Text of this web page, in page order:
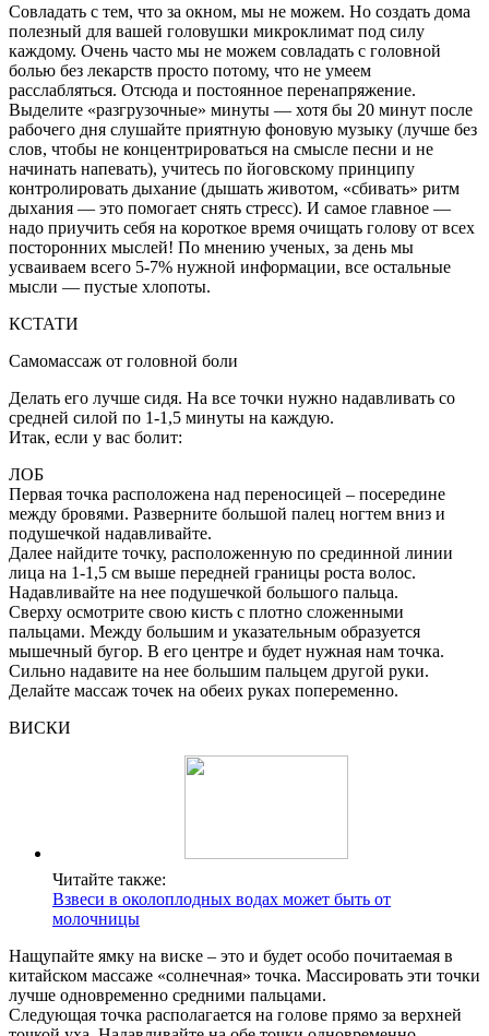
Совладать с тем, что за окном, мы не можем. Но создать дома
полезный для вашей головушки микроклимат под силу
каждому. Очень часто мы не можем совладать с головной
болью без лекарств просто потому, что не умеем
расслабляться. Отсюда и постоянное перенапряжение.
Выделите «разгрузочные» минуты — хотя бы 20 минут после
рабочего дня слушайте приятную фоновую музыку (лучше без
слов, чтобы не концентрироваться на смысле песни и не
начинать напевать), учитесь по йоговскому принципу
контролировать дыхание (дышать животом, «сбивать» ритм
дыхания — это помогает снять стресс). И самое главное —
надо приучить себя на короткое время очищать голову от всех
посторонних мыслей! По мнению ученых, за день мы
усваиваем всего 5-7% нужной информации, все остальные
мысли — пустые хлопоты.
КСТАТИ
Самомассаж от головной боли
Делать его лучше сидя. На все точки нужно надавливать со
средней силой по 1-1,5 минуты на каждую.
Итак, если у вас болит:
ЛОБ
Первая точка расположена над переносицей – посередине
между бровями. Разверните большой палец ногтем вниз и
подушечкой надавливайте.
Далее найдите точку, расположенную по срединной линии
лица на 1-1,5 см выше передней границы роста волос.
Надавливайте на нее подушечкой большого пальца.
Сверху осмотрите свою кисть с плотно сложенными
пальцами. Между большим и указательным образуется
мышечный бугор. В его центре и будет нужная нам точка.
Сильно надавите на нее большим пальцем другой руки.
Делайте массаж точек на обеих руках попеременно.
ВИСКИ
Читайте также:
Взвеси в околоплодных водах может быть от
молочницы
Нащупайте ямку на виске – это и будет особо почитаемая в
китайском массаже «солнечная» точка. Массировать эти точки
лучше одновременно средними пальцами.
Следующая точка располагается на голове прямо за верхней